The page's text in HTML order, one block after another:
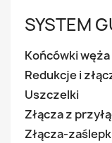
SYSTEM
Końcówki węża
Redukcje i
Uszczelki
Złącza z
Złącza-